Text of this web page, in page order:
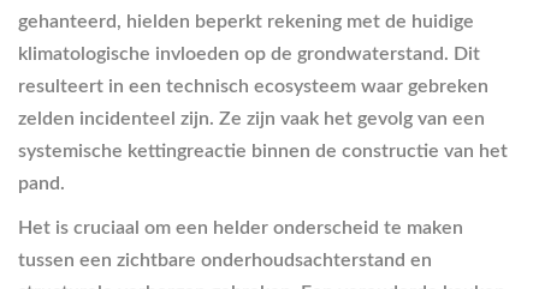
gehanteerd, hielden beperkt rekening met de huidige
klimatologische invloeden op de grondwaterstand. Dit
resulteert in een technisch ecosysteem waar gebreken
zelden incidenteel zijn. Ze zijn vaak het gevolg van een
systemische kettingreactie binnen de constructie van het
pand.
Het is cruciaal om een helder onderscheid te maken
tussen een zichtbare onderhoudsachterstand en